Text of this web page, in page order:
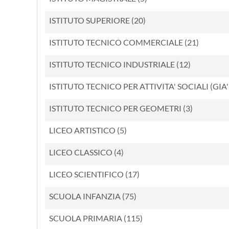
ISTITUTO SUPERIORE (20)
ISTITUTO TECNICO COMMERCIALE (21)
ISTITUTO TECNICO INDUSTRIALE (12)
ISTITUTO TECNICO PER ATTIVITA' SOCIALI
ISTITUTO TECNICO PER GEOMETRI (3)
LICEO ARTISTICO (5)
LICEO CLASSICO (4)
LICEO SCIENTIFICO (17)
SCUOLA INFANZIA (75)
SCUOLA PRIMARIA (115)